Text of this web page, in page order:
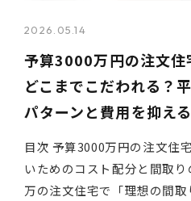
2026.05.14
予算3000万円の注文住
どこまでこだわれる？
パターンと費用を抑え
目次 予算3000万円の注文住
いためのコスト配分と間取
万の注文住宅で「理想の間